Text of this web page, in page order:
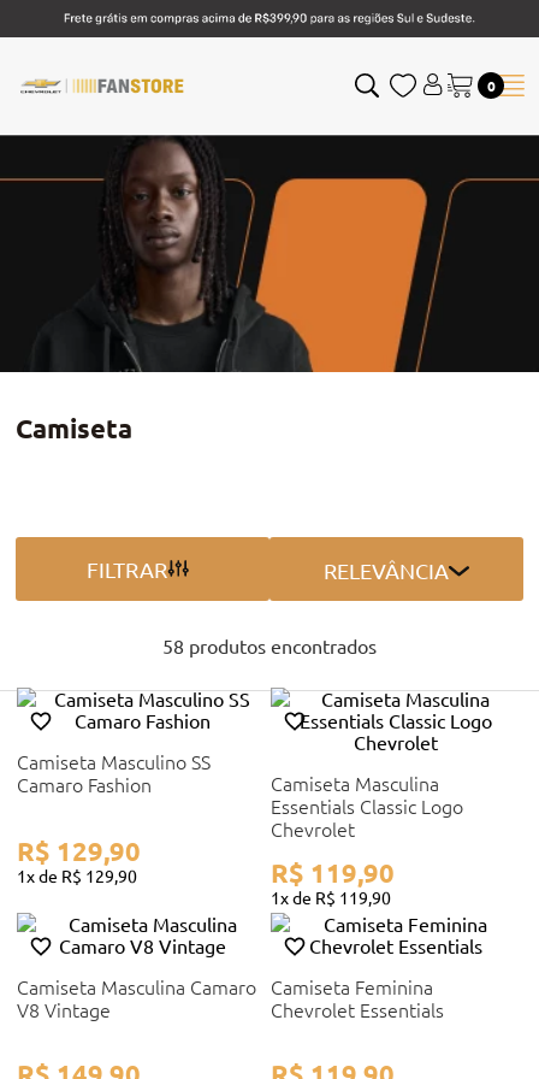
0
Camiseta
RELEVÂNCIA
FILTRAR
58 produtos
Camiseta Masculino SS
Camaro Fashion
R$ 129,90
1 R$ 129,90
Camiseta Masculina
Essentials Classic Logo
Chevrolet
R$ 119,90
1 R$ 119,90
Camiseta Masculina Camaro
V8 Vintage
Camiseta Feminina
Chevrolet Essentials